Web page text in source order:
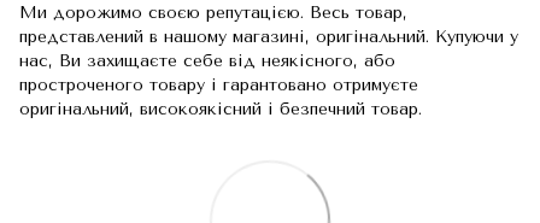
Ми дорожимо своєю репутацією. Весь товар,
представлений в нашому магазині, оригінальний. Купуючи у
нас, Ви захищаєте себе від неякісного, або
простроченого товару і гарантовано отримуєте
оригінальний, високоякісний і безпечний товар.